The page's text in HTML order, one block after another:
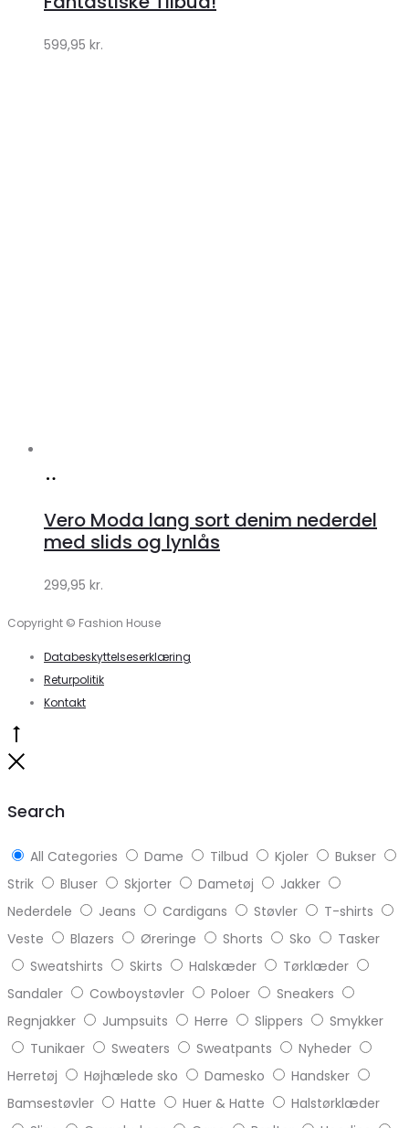
599,95 kr.
Klædeskabet.dk
Vero Moda lang sort denim nederdel
med slids og lynlås
299,95 kr.
Copyright © Fashion House
Databeskyttelseserklæring
Returpolitik
Kontakt
Search
All Categories Dame Tilbud Kjoler
Bukser
Strik
Bluser Skjorter Dametøj
Jakker
Nederdele
Jeans Cardigans Støvler
T-shirts
Veste
Blazers Øreringe Shorts Sko
Tasker
Sweatshirts
Skirts Halskæder
Tørklæder
Sandaler
Cowboystøvler Poloer
Sneakers
Regnjakker
Jumpsuits Herre Slippers
Smykker
Tunikaer
Sweaters Sweatpants
Nyheder
Herretøj
Højhælede sko Damesko
Handsker
Bamsestøvler
Hatte Huer & Hatte
Halstørklæder